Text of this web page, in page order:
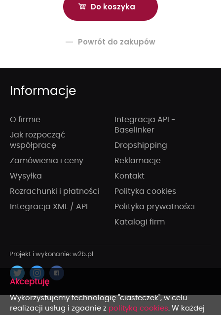
Powrót do zakupów
Informacje
O firmie
Jak rozpocząć
współpracę
Zamówienia i ceny
Wysyłka
Rozrachunki i płatności
Integracja XML / API
Integracja API -
Baselinker
Dropshipping
Reklamacje
Kontakt
Polityka cookies
Polityka prywatności
Katalogi firm
x
Wykorzystujemy technologię "ciasteczek", w celu
realizacji usług i zgodnie z polityką cookies. W każdej